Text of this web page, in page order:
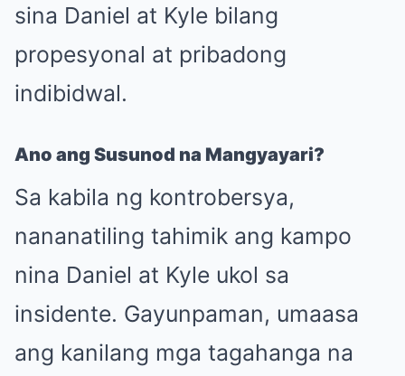
sina Daniel at Kyle bilang
propesyonal at pribadong
indibidwal.
Ano ang Susunod na Mangyayari?
Sa kabila ng kontrobersya,
nananatiling tahimik ang kampo
nina Daniel at Kyle ukol sa
insidente. Gayunpaman, umaasa
ang kanilang mga tagahanga na